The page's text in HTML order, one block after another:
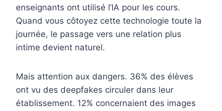
enseignants ont utilisé l’IA pour les cours.
Quand vous côtoyez cette technologie toute la
journée, le passage vers une relation plus
intime devient naturel.
Mais attention aux dangers. 36% des élèves
ont vu des deepfakes circuler dans leur
établissement. 12% concernaient des images